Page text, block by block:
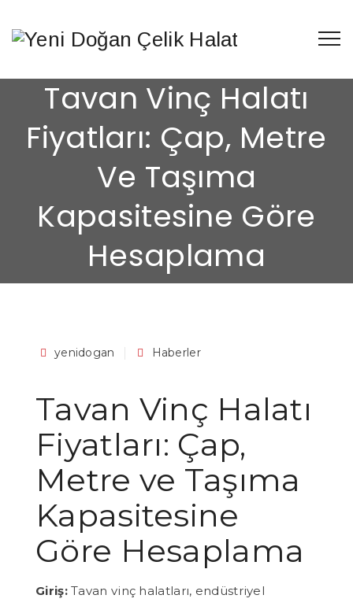
Tavan Vinç Halatı
Fiyatları: Çap, Metre
Ve Taşıma
Kapasitesine Göre
Hesaplama
yenidogan Haberler
Tavan Vinç Halatı
Fiyatları: Çap,
Metre ve Taşıma
Kapasitesine
Göre Hesaplama
Giriş:Tavan vinç halatları, endüstriyel